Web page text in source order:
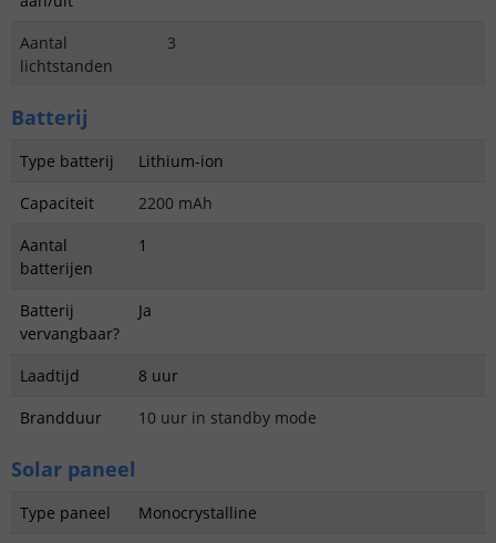
Aantal
lichtstanden
3
Batterij
Type batterij
Lithium-ion
Capaciteit
2200 mAh
Aantal
batterijen
1
Batterij
vervangbaar?
Ja
Laadtijd
8 uur
Brandduur
10 uur in standby mode
Solar paneel
Type paneel
Monocrystalline